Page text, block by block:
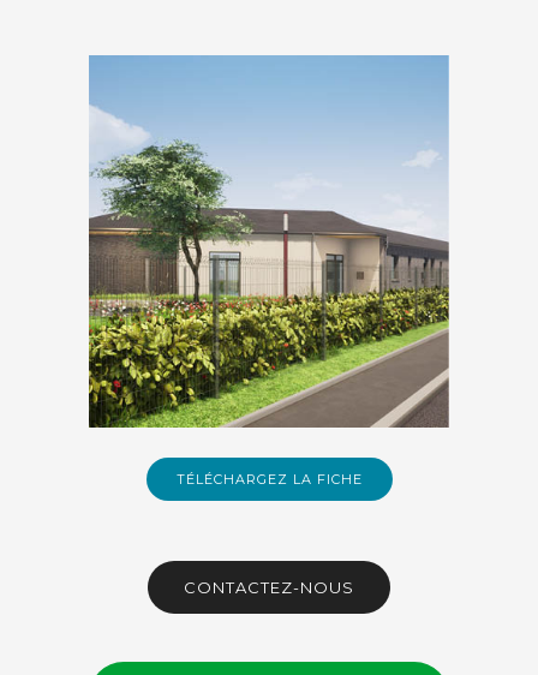
La Villa 24
10 maisons du T2 au T3, de 51 à 70
m²
TÉLÉCHARGEZ LA FICHE
CONTACTEZ-NOUS